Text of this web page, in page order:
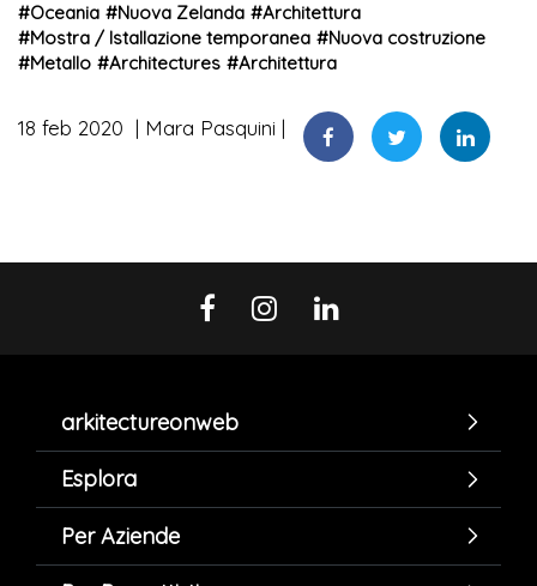
#Oceania #Nuova Zelanda #Architettura
#Mostra / Istallazione temporanea #Nuova costruzione
#Metallo #Architectures #Architettura
18 feb 2020 Mara Pasquini
arkitectureonweb
Esplora
Per Aziende